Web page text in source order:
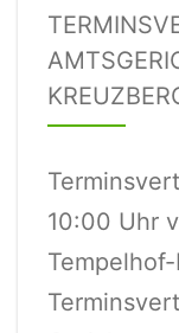
10:00 Uhr